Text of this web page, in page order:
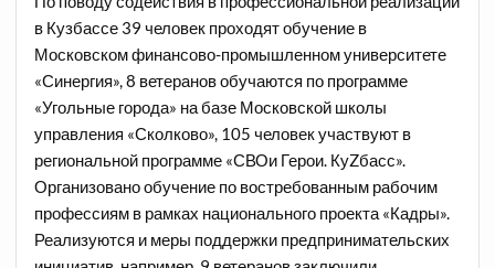
в Кузбассе 39 человек проходят обучение в
Московском финансово-промышленном университете
«Синергия», 8 ветеранов обучаются по программе
«Угольные города» на базе Московской школы
управления «Сколково», 105 человек участвуют в
региональной программе «СВОи Герои. КуZбасс».
Организовано обучение по востребованным рабочим
профессиям в рамках национального проекта «Кадры».
Реализуются и меры поддержки предпринимательских